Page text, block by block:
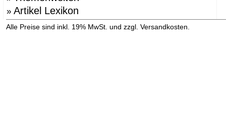
» Artikel Lexikon
Alle Preise sind inkl. 19% MwSt. und zzgl. Versandkosten.